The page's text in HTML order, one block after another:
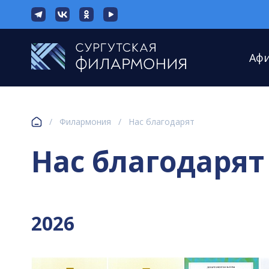
/ Филармония / Нас благодарят
Нас благодарят
2026